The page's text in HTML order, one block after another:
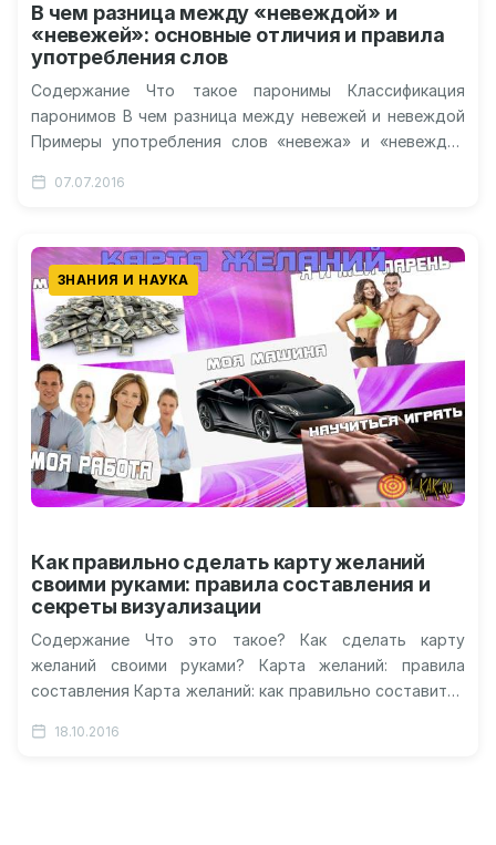
В чем разница между «невеждой» и
«невежей»: основные отличия и правила
употребления слов
Содержание Что такое паронимы Классификация
паронимов В чем разница между невежей и невеждой
Примеры употребления слов «невежа» и «невежда»
07.07.2016
ЗНАНИЯ И НАУКА
Как правильно сделать карту желаний
своими руками: правила составления и
секреты визуализации
Содержание Что это такое? Как сделать карту
желаний своими руками? Карта желаний: правила
составления Карта желаний: как правильно составить?
18.10.2016